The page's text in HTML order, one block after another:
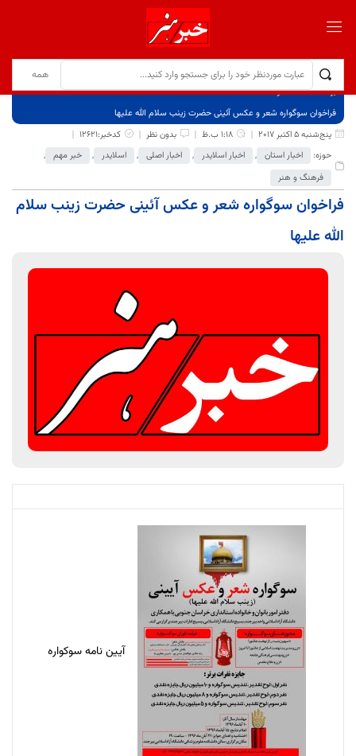
برگ نخست
نوشته‌ها
فراخوان سوگواره شعر و عکس آئینی حضرت زينب سلام الله عليها
پنج‌شنبه 5 اکتبر 2017
1:18 ب.ظ بدون نظر
کدخبر:12621
حوزه:
اخبار استان , اخبار اسلایدر , اخبار اصلی , اسلایدر , خبر مهم ,
فرهنگ و هنر
فراخوان سوگواره شعر و عکس آئینی حضرت زينب سلام
الله عليها
آیین نامه سوکواره